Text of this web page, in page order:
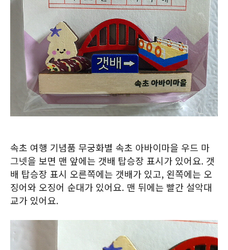
속초 여행 기념품 무궁화별 속초 아바이마을 우드 마
그넷을 보면 맨 앞에는 갯배 탑승장 표시가 있어요. 갯
배 탑승장 표시 오른쪽에는 갯배가 있고, 왼쪽에는 오
징어와 오징어 순대가 있어요. 맨 뒤에는 빨간 설악대
교가 있어요.